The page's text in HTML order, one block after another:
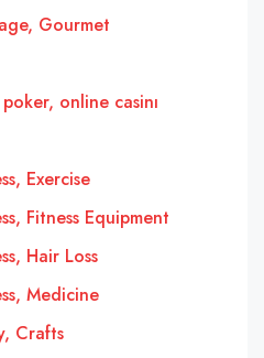
Gourmet
online casinı
Exercise
Fitness Equipment
Hair Loss
Medicine
Crafts